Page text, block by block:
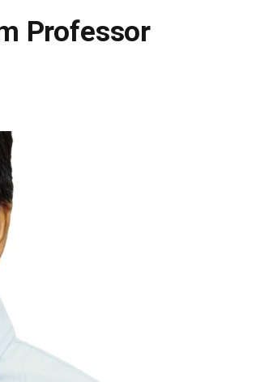
Professor